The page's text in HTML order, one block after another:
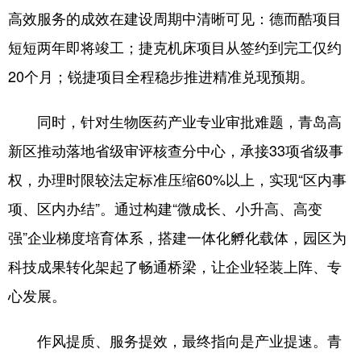
高效服务的成效在建设周期中清晰可见：德而酷项目
短短两年即将竣工；捷克机床项目从签约到完工仅约
20个月；锐捷项目全程稳步推进精准兑现预期。
同时，针对生物医药产业专业审批难题，青岛高
新区推动落地省级审评核查分中心，承接33项省级事
权，办理时限较法定标准压缩60%以上，实现“区内事
项、区内办结”。通过构建“微成长、小升高、高变
强”企业梯度培育体系，搭建一体化孵化载体，园区为
科技成果转化架起了畅通桥梁，让企业轻装上阵、专
心发展。
作风提质、服务提效，最终指向是产业提速。青